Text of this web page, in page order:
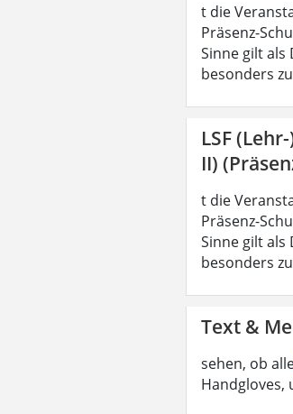
t die
Präsenz-
Sinne gilt als
besonders
LSF
II)
t die
Präsenz-
Sinne gilt als
besonders
Text &
sehen, ob
Handgloves,